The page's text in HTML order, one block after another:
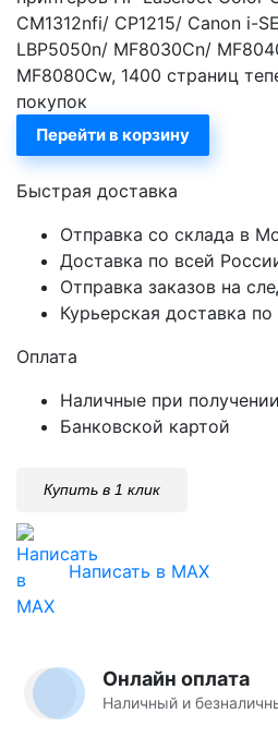
CM1312nfi/ CP1215/ Canon i-
LBP5050n/ MF8030Cn/
MF8080Cw, 1400 страниц
покупок
Перейти в корзину
Быстрая доставка
Отправка со склада в
Доставка по всей
Отправка заказов на
Курьерская доставка
Оплата
Наличные при получении
Банковской картой
Купить в 1 клик
Написать в MAX
Онлайн оплата
Наличный и